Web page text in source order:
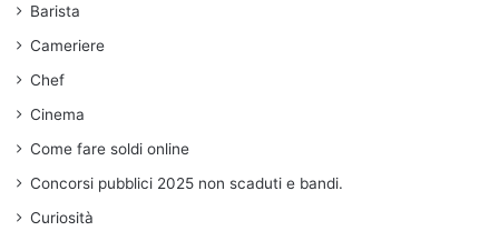
Barista
Cameriere
Chef
Cinema
Come fare soldi online
Concorsi pubblici 2025 non scaduti e bandi.
Curiosità